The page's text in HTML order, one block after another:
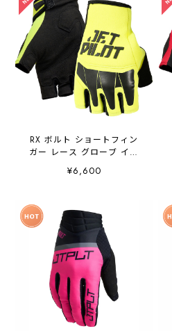
RX ボルト ショートフィン
ガー レース グローブ イエ
ロー JA25301 JETPILOT ジ
ェットパイロット
¥6,600